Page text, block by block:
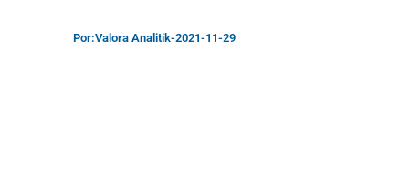
Por:Valora Analitik-2021-11-29